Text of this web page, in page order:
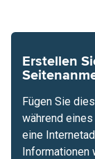
Erstellen
Fügen Sie
während
eine
Informationen